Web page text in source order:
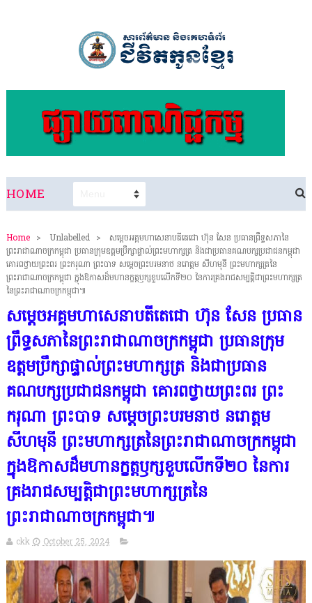
HOME
Home > Unlabelled >
សម្តេចអគ្គមហាសេនាបតីតេជោ ហ៊ុន សែន ប្រធានព្រឹទ្ធសភានៃ
ព្រះរាជាណាចក្រកម្ពុជា ប្រធានក្រុមឧត្តមប្រឹក្សាផ្ទាល់ព្រះមហាក្សត្រ និងជាប្រធានគណបក្សប្រជាជនកម្ពុជា
គោរពថ្វាយព្រះពរ ព្រះករុណា ព្រះបាទ សម្តេចព្រះបរមនាថ នរោត្តម សីហមុនី ព្រះមហាក្សត្រនៃ
ព្រះរាជាណាចក្រកម្ពុជា ក្នុងឱកាសដ៏មហានក្ខត្តឫក្សខួបលើកទី២០ នៃការគ្រងរាជសម្បត្តិជាព្រះមហាក្សត្រ
នៃព្រះរាជាណាចក្រកម្ពុជា៕
សម្តេចអគ្គមហាសេនាបតីតេជោ ហ៊ុន សែន ប្រធាន
ព្រឹទ្ធសភានៃព្រះរាជាណាចក្រកម្ពុជា ប្រធានក្រុម
ឧត្តមប្រឹក្សាផ្ទាល់ព្រះមហាក្សត្រ និងជាប្រធាន
គណបក្សប្រជាជនកម្ពុជា គោរពថ្វាយព្រះពរ ព្រះ
ករុណា ព្រះបាទ សម្តេចព្រះបរមនាថ នរោត្តម
សីហមុនី ព្រះមហាក្សត្រនៃព្រះរាជាណាចក្រកម្ពុជា
ក្នុងឱកាសដ៏មហានក្ខត្តឫក្សខួបលើកទី២០ នៃការ
គ្រងរាជសម្បត្តិជាព្រះមហាក្សត្រនៃ
ព្រះរាជាណាចក្រកម្ពុជា៕
ckk October 25, 2024